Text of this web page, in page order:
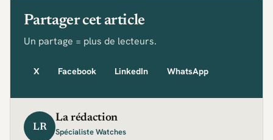
Partager cet article
Un partage = plus de lecteurs.
X Facebook LinkedIn WhatsApp
LR
La rédaction
Spécialiste Watches